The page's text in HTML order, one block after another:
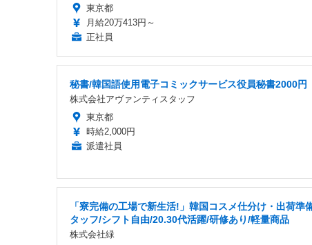
東京都
月給20万413円～
正社員
秘書/韓国語使用電子コミックサービス役員秘書2000円
株式会社アヴァンティスタッフ
東京都
時給2,000円
派遣社員
「寮完備の工場で新生活!」韓国コスメ仕分け・出荷準
タッフ/シフト自由/20.30代活躍/研修あり/軽量商品
株式会社緑